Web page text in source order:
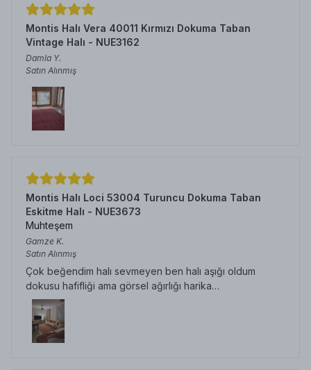
Montis Halı Vera 40011 Kırmızı Dokuma Taban
Vintage Halı - NUE3162
Damla Y.
Satın Alınmış
Montis Halı Loci 53004 Turuncu Dokuma Taban
Eskitme Halı - NUE3673
Muhteşem
Gamze K.
Satın Alınmış
Çok beğendim halı sevmeyen ben halı aşığı oldum
dokusu hafifliği ama görsel ağırlığı harika…